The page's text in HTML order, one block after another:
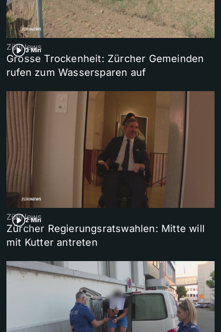
3 Min
ZüriNews
Grosse Trockenheit: Zürcher Gemeinden
rufen zum Wassersparen auf
2 Min
ZüriNews
Zürcher Regierungsratswahlen: Mitte will
mit Kutter antreten